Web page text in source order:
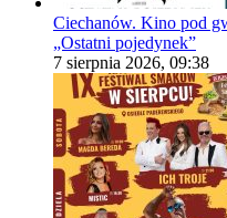
Ciechanów. Kino pod
„Ostatni pojedynek”
7 sierpnia 2026, 09:38